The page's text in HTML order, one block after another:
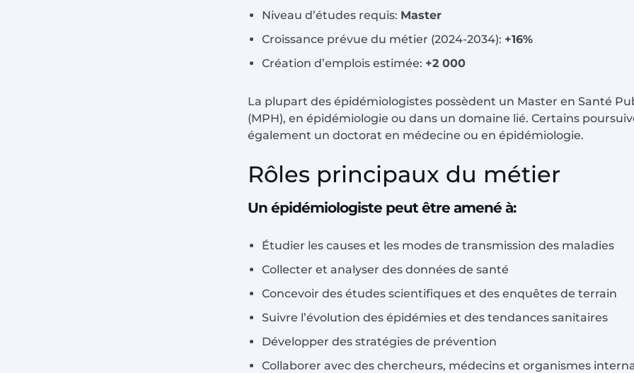
Niveau d’études requis: Master
Croissance prévue du métier (2024-2034): +16%
Création d’emplois estimée: +2 000
La plupart des épidémiologistes possèdent un Master en Santé
(MPH), en épidémiologie ou dans un domaine lié. Certains
également un doctorat en médecine ou en épidémiologie.
Rôles principaux du métier
Un épidémiologiste peut être amené à:
Étudier les causes et les modes de transmission des maladies
Collecter et analyser des données de santé
Concevoir des études scientifiques et des enquêtes de terrain
Suivre l’évolution des épidémies et des tendances sanitaires
Développer des stratégies de prévention
Collaborer avec des chercheurs, médecins et organismes